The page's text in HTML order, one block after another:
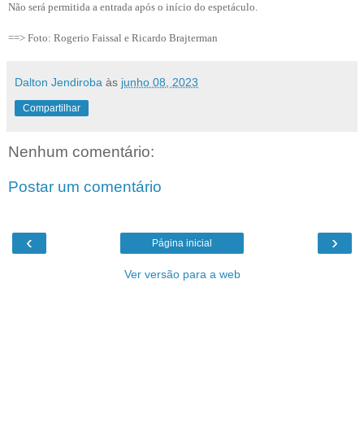
Não será permitida a entrada após o início do espetáculo.
==> Foto: Rogerio Faissal e Ricardo Brajterman
Dalton Jendiroba às junho 08, 2023
Compartilhar
Nenhum comentário:
Postar um comentário
‹ ›
Página inicial
Ver versão para a web